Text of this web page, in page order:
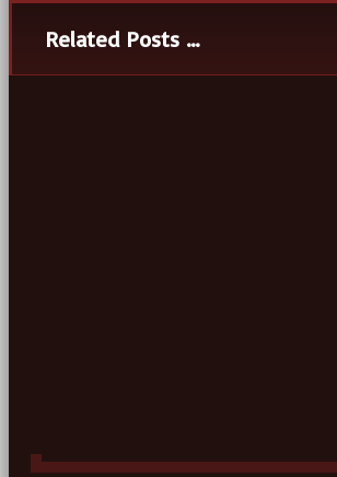
Related Posts ...